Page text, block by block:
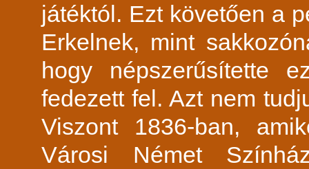
játéktól. Ezt követően a
Erkelnek, mint
hogy népszerűsítette
fedezett fel. Azt nem
Viszont 1836-ban,
Városi Német